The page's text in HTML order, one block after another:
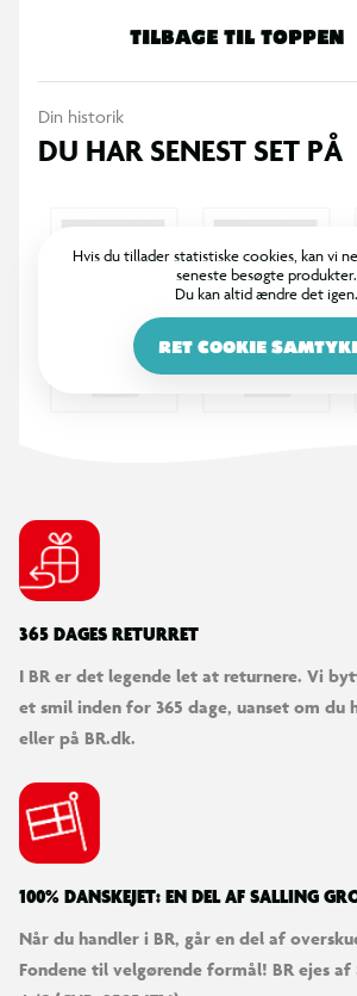
I BR er det legende let at returnere. Vi
et smil inden for 365 dage, uanset om du
100% DANSKEJET: EN DEL AF SALLING
Når du handler i BR, går en del af
Vi er klar til at hjælpe dig! Du kan
eller få hjælp via chat og telefon for
betjening.
KUNDESERVICE
Kontakt os
Levering
Ordrestatus